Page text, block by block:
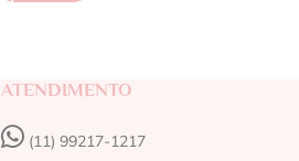
ATENDIMENTO
(11) 99217-1217‬